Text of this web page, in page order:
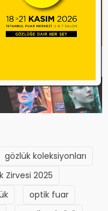
8 ilde bölgesel
yaptı
gözlük koleksiyonları
Zirvesi 2025
optik fuar